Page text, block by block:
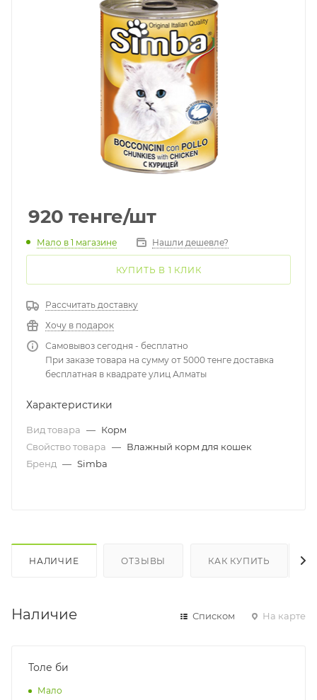
920 тенге/шт
Мало в 1 магазине Нашли дешевле?
КУПИТЬ В 1 КЛИК
Рассчитать доставку
Хочу в подарок
Самовывоз сегодня - бесплатно
При заказе товара на сумму от 5000 тенге доставка
бесплатная в квадрате улиц Алматы
Характеристики
Вид товара — Корм
Свойство товара — Влажный корм для кошек
Бренд — Simba
НАЛИЧИЕ ОТЗЫВЫ КАК КУПИТЬ
Наличие Списком На карте
Толе би
Мало